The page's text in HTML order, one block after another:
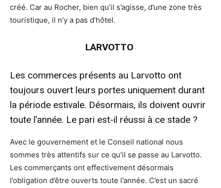
créé. Car au Rocher, bien qu’il s’agisse, d’une zone très
touristique, il n’y a pas d’hôtel.
LARVOTTO
Les commerces présents au Larvotto ont
toujours ouvert leurs portes uniquement durant
la période estivale. Désormais, ils doivent ouvrir
toute l’année. Le pari est-il réussi à ce stade ?
Avec le gouvernement et le Conseil national nous
sommes très attentifs sur ce qu’il se passe au Larvotto.
Les commerçants ont effectivement désormais
l’obligation d’être ouverts toute l’année. C’est un sacré